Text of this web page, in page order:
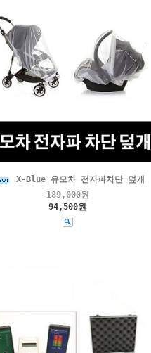
X-Blue 유모차 전자파차단 덮개
189,000원
94,500원